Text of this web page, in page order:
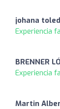
johana
Experiencia
BRENNER
Experiencia
Martin